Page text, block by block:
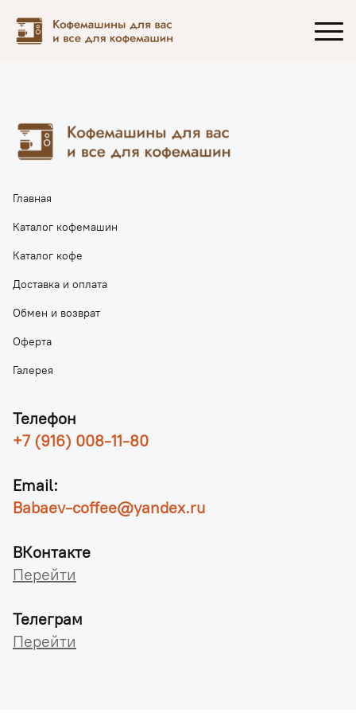
Главная
Каталог кофемашин
Каталог кофе
Доставка и оплата
Обмен и возврат
Оферта
Галерея
Телефон
+7 (916) 008-11-80
Email:
Babaev-coffee@yandex.ru
ВКонтакте
Перейти
Телеграм
Перейти